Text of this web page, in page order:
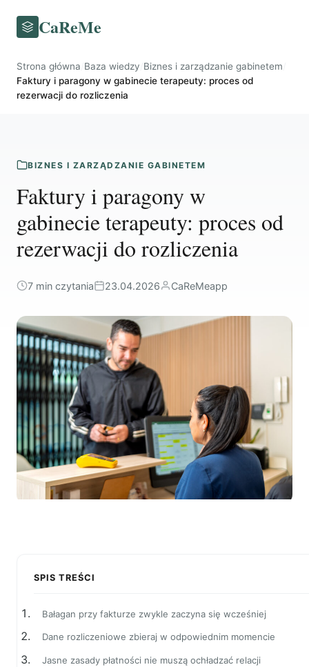
CaReMe
Strona główna Baza wiedzy Biznes i zarządzanie gabinetem
Faktury i paragony w gabinecie terapeuty: proces od
rezerwacji do rozliczenia
BIZNES I ZARZĄDZANIE GABINETEM
Faktury i paragony w
gabinecie terapeuty: proces od
rezerwacji do rozliczenia
7 min czytania 23.04.2026 CaReMeapp
SPIS TREŚCI
Bałagan przy fakturze zwykle zaczyna się wcześniej
Dane rozliczeniowe zbieraj w odpowiednim momencie
Jasne zasady płatności nie muszą ochładzać relacji